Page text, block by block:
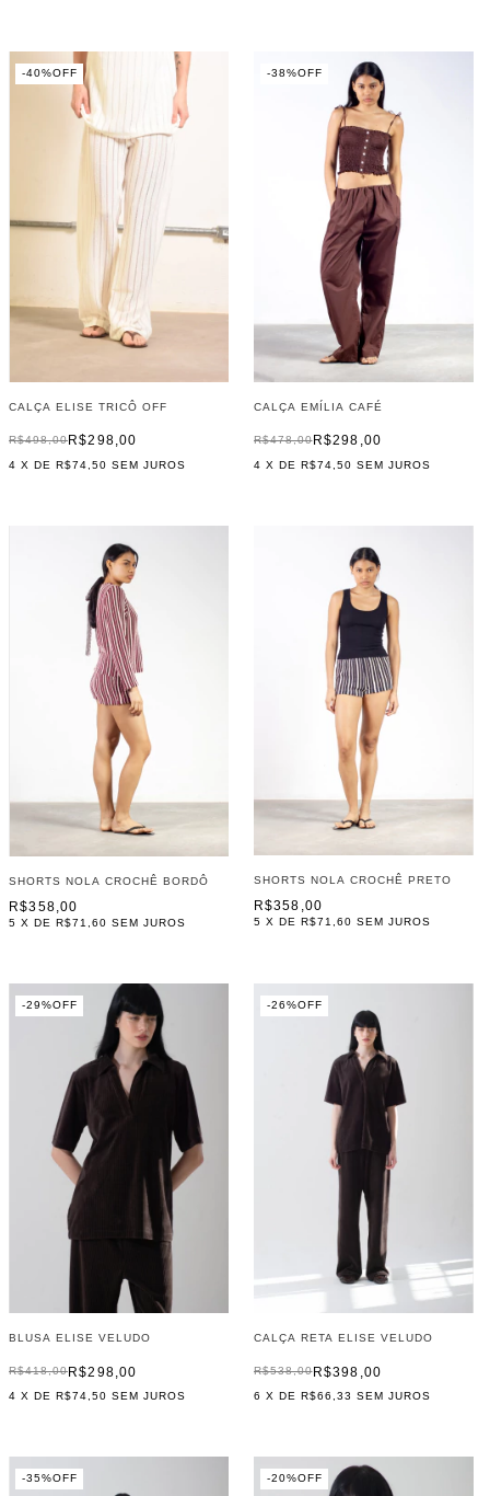
CALÇA ELISE TRICÔ OFF
R$298,00
-40%OFF
R$498,00
4 X DER$74,50 SEM JUROS
CALÇA EMÍLIA CAFÉ
R$298,00
-38%OFF
R$478,00
4 X DE R$74,50 SEM JUROS
SHORTS NOLA CROCHÊ BORDÔ
R$358,00
5 X DER$71,60 SEM JUROS
SHORTS NOLA CROCHÊ PRETO
R$358,00
5 X DE R$71,60 SEM JUROS
BLUSA ELISE VELUDO
R$298,00
-29%OFF
R$418,00
4 X DER$74,50 SEM JUROS
CALÇA RETA ELISE VELUDO
R$398,00
-26%OFF
R$538,00
6 X DE R$66,33 SEM JUROS
-35%OFF -20%OFF